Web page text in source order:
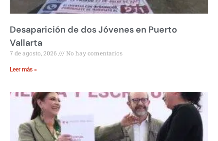
Desaparición de dos Jóvenes en Puerto
Vallarta
7 de agosto, 2026 No hay comentarios
Leer más »